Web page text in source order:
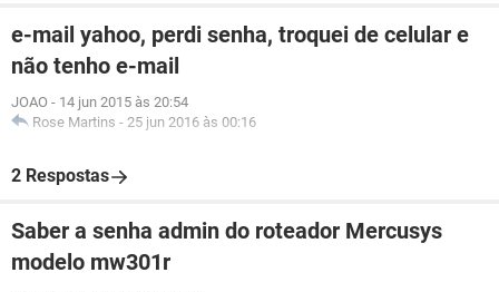
e-mail yahoo, perdi senha, troquei de celular e
não tenho e-mail
JOAO - 14 jun 2015 às 20:54
Rose Martins - 25 jun 2016 às 00:16
2 Respostas
Saber a senha admin do roteador Mercusys
modelo mw301r